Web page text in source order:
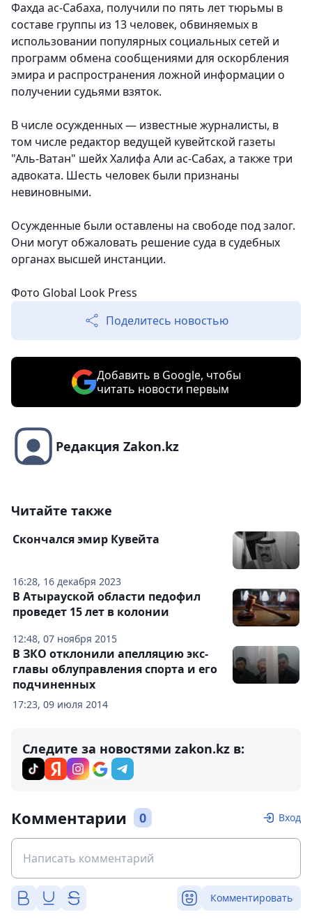
Фахда ас-Сабаха, получили по пять лет тюрьмы в
составе группы из 13 человек, обвиняемых в
использовании популярных социальных сетей и
программ обмена сообщениями для оскорбления
эмира и распространения ложной информации о
получении судьями взяток.
В числе осужденных — известные журналисты, в
том числе редактор ведущей кувейтской газеты
"Аль-Ватан" шейх Халифа Али ас-Сабах, а также три
адвоката. Шесть человек были признаны
невиновными.
Осужденные были оставлены на свободе под залог.
Они могут обжаловать решение суда в судебных
органах высшей инстанции.
Фото Global Look Press
Поделитесь новостью
Добавить в Google, чтобы
читать новости первым
Редакция Zakon.kz
Читайте также
16:28, 16 декабря 2023
Скончался эмир Кувейта
12:48, 07 ноября 2015
В Атырауской области педофил
проведет 15 лет в колонии
17:23, 09 июля 2014
В ЗКО отклонили апелляцию экс-
главы облуправления спорта и его
подчиненных
Следите за новостями zakon.kz в:
Комментарии 0 Вход
Комментировать